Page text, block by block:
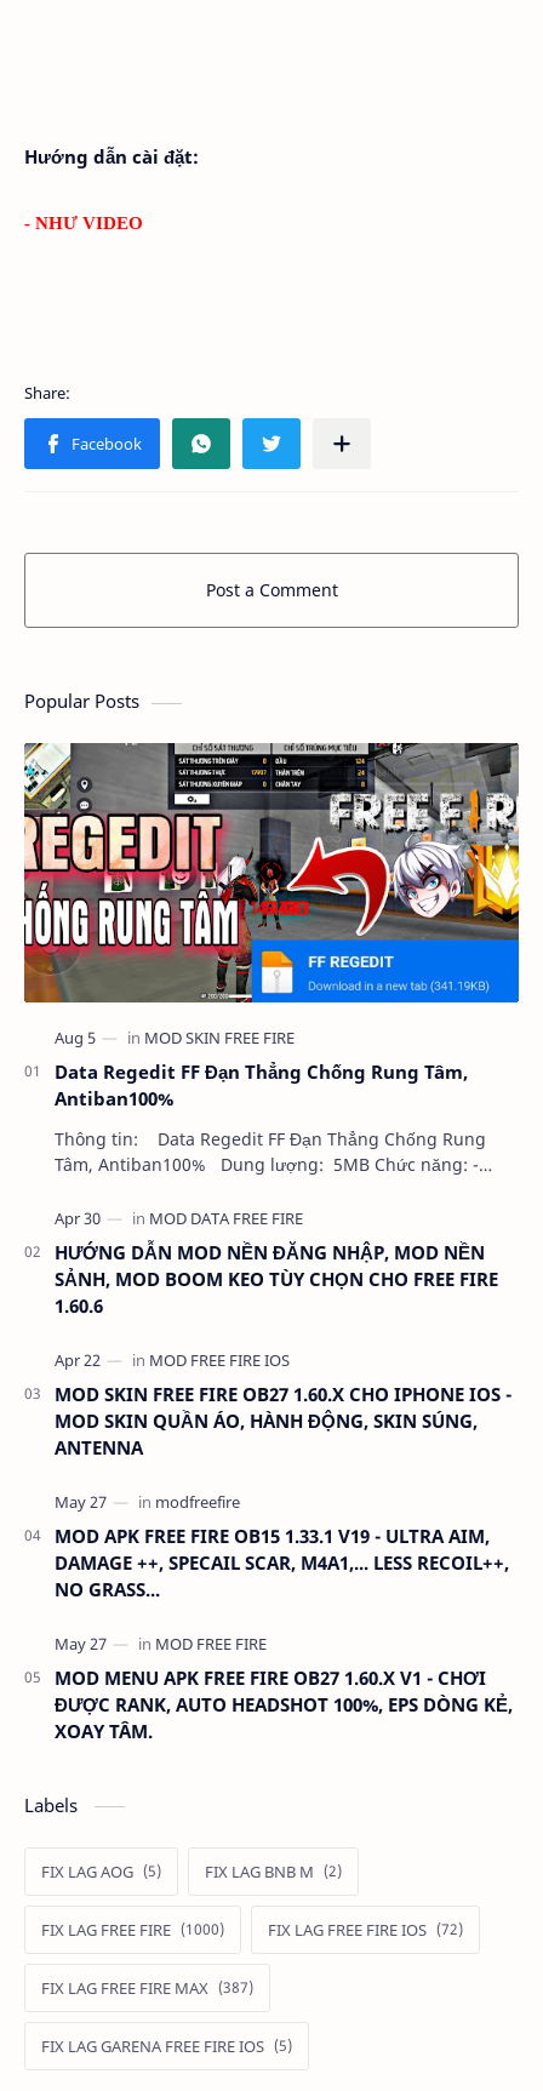
Hướng dẫn cài đặt:
- NHƯ VIDEO
Post a Comment
Popular Posts
Data Regedit FF Đạn Thẳng Chống Rung Tâm,
Antiban100%
Thông tin: Data Regedit FF Đạn Thẳng Chống Rung
Tâm, Antiban100% Dung lượng: 5MB Chức năng: -
HƯỚNG DẪN MOD NỀN ĐĂNG NHẬP, MOD NỀN
SẢNH, MOD BOOM KEO TÙY CHỌN CHO FREE FIRE
1.60.6
MOD SKIN FREE FIRE OB27 1.60.X CHO IPHONE IOS -
MOD SKIN QUẦN ÁO, HÀNH ĐỘNG, SKIN SÚNG,
ANTENNA
MOD APK FREE FIRE OB15 1.33.1 V19 - ULTRA AIM,
DAMAGE ++, SPECAIL SCAR, M4A1,... LESS RECOIL++,
NO GRASS...
MOD MENU APK FREE FIRE OB27 1.60.X V1 - CHƠI
ĐƯỢC RANK, AUTO HEADSHOT 100%, EPS DÒNG KẺ,
XOAY TÂM.
Labels
FIX LAG AOG FIX LAG BNB M
FIX LAG FREE FIRE FIX LAG FREE FIRE IOS
FIX LAG FREE FIRE MAX
FIX LAG GARENA FREE FIRE IOS